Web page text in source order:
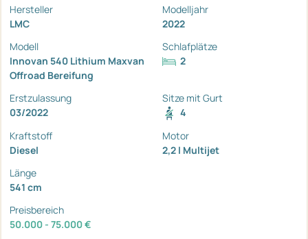
Hersteller
LMC
Modelljahr
2022
Modell
Innovan 540 Lithium Maxvan
Offroad Bereifung
Schlafplätze
2
Erstzulassung
03/2022
Sitze mit Gurt
4
Kraftstoff
Diesel
Motor
2,2 l Multijet
Länge
541 cm
Preisbereich
50.000 - 75.000 €